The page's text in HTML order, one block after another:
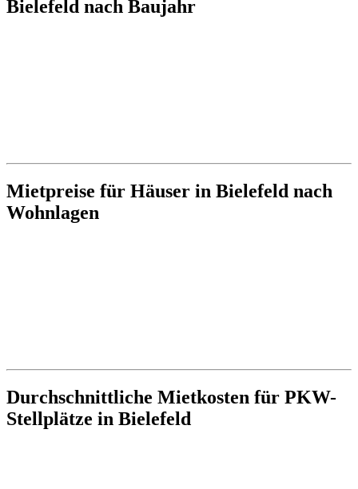
Bielefeld nach Baujahr
Mietpreise für Häuser in Bielefeld nach
Wohnlagen
Durchschnittliche Mietkosten für PKW-
Stellplätze in Bielefeld